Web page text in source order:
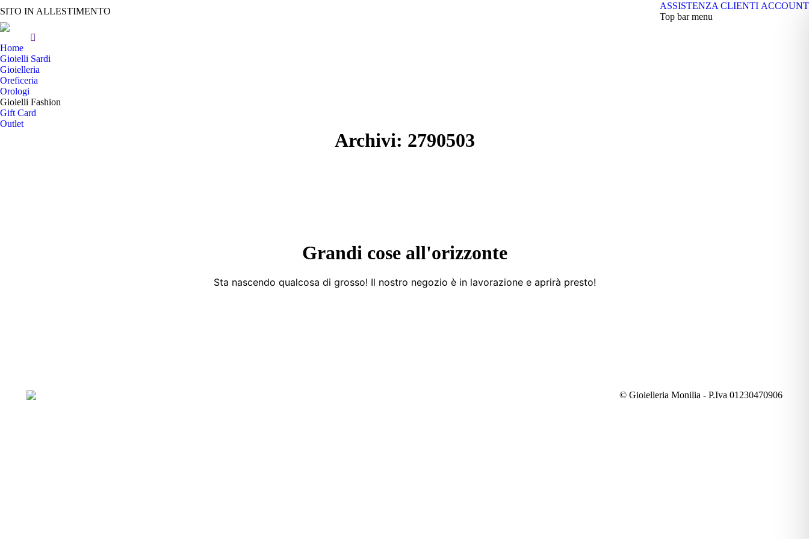
SITO IN ALLESTIMENTO ASSISTENZA CLIENTI ACCOUNT
Top bar menu
Home
Gioielli Sardi
Gioielleria
Oreficeria
Orologi
Gioielli Fashion
Gift Card
Outlet
Archivi: 2790503
Grandi cose all'orizzonte
Sta nascendo qualcosa di grosso! Il nostro negozio è in lavorazione e aprirà presto!
© Gioielleria Monilia - P.Iva 01230470906